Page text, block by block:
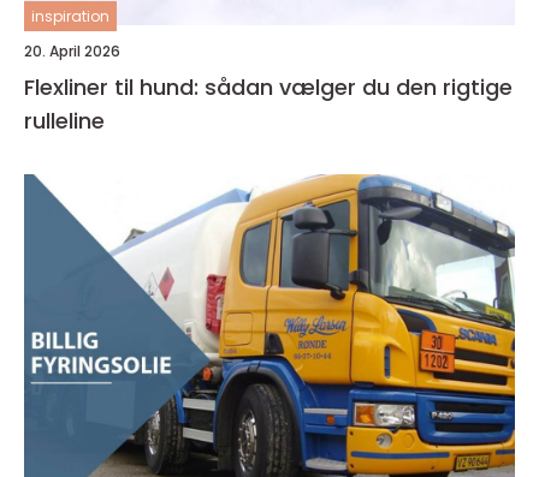
inspiration
20. April 2026
Flexliner til hund: sådan vælger du den rigtige
rulleline